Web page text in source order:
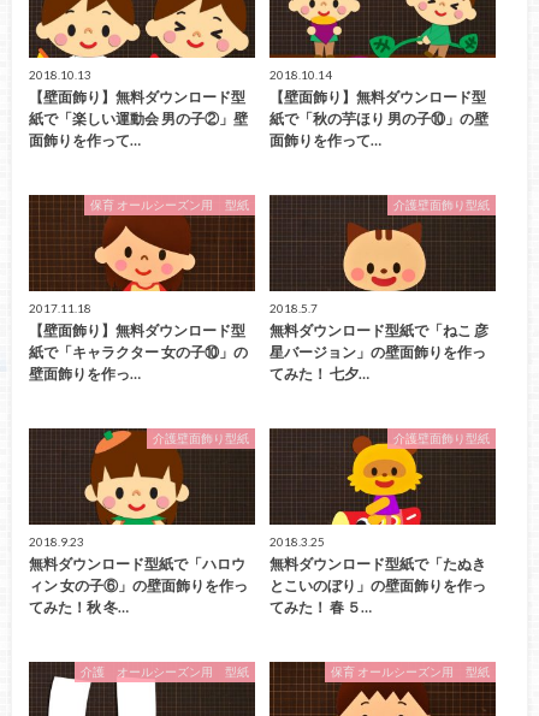
2018.10.13
【壁面飾り】無料ダウンロード型
紙で「楽しい運動会 男の子②」壁
面飾りを作って…
2018.10.14
【壁面飾り】無料ダウンロード型
紙で「秋の芋ほり 男の子⑩」の壁
面飾りを作って…
保育 オールシーズン用 型紙
2017.11.18
【壁面飾り】無料ダウンロード型
紙で「キャラクター 女の子⑩」の
壁面飾りを作っ…
介護壁面飾り型紙
2018.5.7
無料ダウンロード型紙で「ねこ 彦
星バージョン」の壁面飾りを作っ
てみた！ 七夕…
介護壁面飾り型紙
2018.9.23
無料ダウンロード型紙で「ハロウ
ィン 女の子⑥」の壁面飾りを作っ
てみた！秋 冬…
介護壁面飾り型紙
2018.3.25
無料ダウンロード型紙で「たぬき
とこいのぼり」の壁面飾りを作っ
てみた！ 春 ５…
介護 オールシーズン用 型紙 保育 オールシーズン用 型紙